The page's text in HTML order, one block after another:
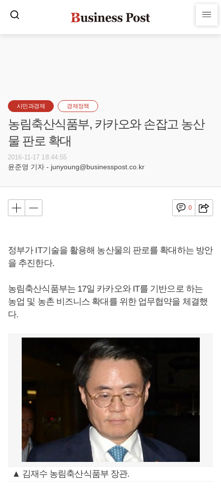
시민과경제 경제정책
농림축산식품부, 카카오와 손잡고 농산
물 판로 확대
2016-11-17 18:44:55
윤준영 기자 - junyoung@businesspost.co.kr
0
정부가 IT기술을 활용해 농산물의 판로를 확대하는 방안
을 추진한다.
농림축산식품부는 17일 카카오와 IT를 기반으로 하는
농업 및 농촌 비즈니스 확대를 위한 업무협약을 체결했
다.
▲ 김재수 농림축산식품부 장관.